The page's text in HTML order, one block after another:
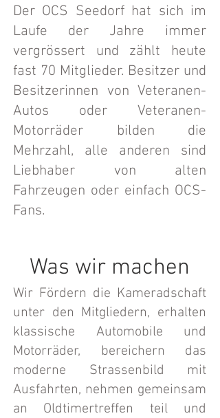
Der OCS Seedorf hat sich im
Laufe der Jahre immer
vergrössert und zählt heute
fast 70 Mitglieder. Besitzer und
Besitzerinnen von Veteranen-
Autos oder Veteranen-
Motorräder bilden die
Mehrzahl, alle anderen sind
Liebhaber von alten
Fahrzeugen oder einfach OCS-
Fans.
Was wir machen
Wir Fördern die Kameradschaft
unter den Mitgliedern, erhalten
klassische Automobile und
Motorräder, bereichern das
moderne Strassenbild mit
Ausfahrten, nehmen gemeinsam
an Oldtimertreffen teil und